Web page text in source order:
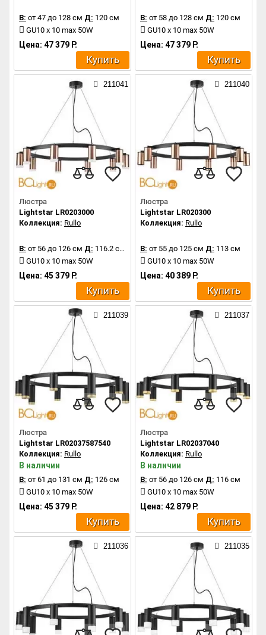
В: от 47 до 128 см Д: 120 см
GU10 x 10 max 50W
Цена: 47 379 Р.
Купить
В: от 58 до 128 см Д: 120 см
GU10 x 10 max 50W
Цена: 47 379 Р.
Купить
211041
Люстра
Lightstar LR0203000
Коллекция: Rullo
В: от 56 до 126 см Д: 116.2 см
GU10 x 10 max 50W
Цена: 45 379 Р.
Купить
211040
Люстра
Lightstar LR020300
Коллекция: Rullo
В: от 55 до 125 см Д: 113 см
GU10 x 10 max 50W
Цена: 40 389 Р.
Купить
211039
Люстра
Lightstar LR02037587540
Коллекция: Rullo
В наличии
В: от 61 до 131 см Д: 126 см
GU10 x 10 max 50W
Цена: 45 379 Р.
Купить
211037
Люстра
Lightstar LR02037040
Коллекция: Rullo
В наличии
В: от 56 до 126 см Д: 116 см
GU10 x 10 max 50W
Цена: 42 879 Р.
Купить
211036 211035